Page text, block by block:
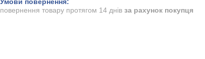
повернення товару протягом 14 днів за рахунок покупця